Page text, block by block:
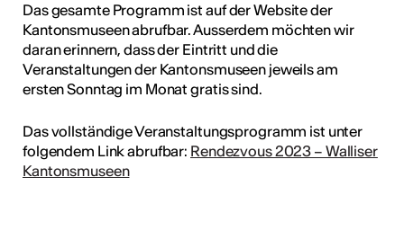
Das gesamte Programm ist auf der Website der
Kantonsmuseen abrufbar. Ausserdem möchten wir
daran erinnern, dass der Eintritt und die
Veranstaltungen der Kantonsmuseen jeweils am
ersten Sonntag im Monat gratis sind.
Das vollständige Veranstaltungsprogramm ist unter
folgendem Link abrufbar: Rendezvous 2023 – Walliser
Kantonsmuseen